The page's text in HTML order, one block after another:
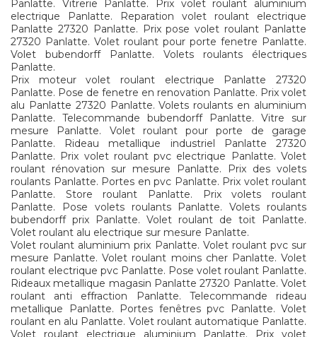
Panlatte. Vitrerie Panlatte. Prix volet roulant aluminium
electrique Panlatte. Reparation volet roulant electrique
Panlatte 27320 Panlatte. Prix pose volet roulant Panlatte
27320 Panlatte. Volet roulant pour porte fenetre Panlatte.
Volet bubendorff Panlatte. Volets roulants électriques
Panlatte.
Prix moteur volet roulant electrique Panlatte 27320
Panlatte. Pose de fenetre en renovation Panlatte. Prix volet
alu Panlatte 27320 Panlatte. Volets roulants en aluminium
Panlatte. Telecommande bubendorff Panlatte. Vitre sur
mesure Panlatte. Volet roulant pour porte de garage
Panlatte. Rideau metallique industriel Panlatte 27320
Panlatte. Prix volet roulant pvc electrique Panlatte. Volet
roulant rénovation sur mesure Panlatte. Prix des volets
roulants Panlatte. Portes en pvc Panlatte. Prix volet roulant
Panlatte. Store roulant Panlatte. Prix volets roulant
Panlatte. Pose volets roulants Panlatte. Volets roulants
bubendorff prix Panlatte. Volet roulant de toit Panlatte.
Volet roulant alu electrique sur mesure Panlatte.
Volet roulant aluminium prix Panlatte. Volet roulant pvc sur
mesure Panlatte. Volet roulant moins cher Panlatte. Volet
roulant electrique pvc Panlatte. Pose volet roulant Panlatte.
Rideaux metallique magasin Panlatte 27320 Panlatte. Volet
roulant anti effraction Panlatte. Telecommande rideau
metallique Panlatte. Portes fenêtres pvc Panlatte. Volet
roulant en alu Panlatte. Volet roulant automatique Panlatte.
Volet roulant electrique aluminium Panlatte. Prix volet